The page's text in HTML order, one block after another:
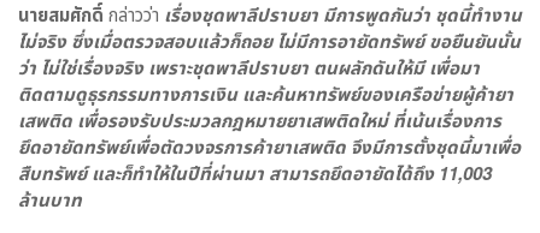
นายสมศักดิ์ กล่าวว่า เรื่องชุดพาลีปราบยา มีการพูดกันว่า ชุดนี้ทำงาน
ไม่จริง ซึ่งเมื่อตรวจสอบแล้วก็ถอย ไม่มีการอายัดทรัพย์ ขอยืนยันนั้น
ว่า ไม่ใช่เรื่องจริง เพราะชุดพาลีปราบยา ตนผลักดันให้มี เพื่อมา
ติดตามดูธุรกรรมทางการเงิน และค้นหาทรัพย์ของเครือข่ายผู้ค้ายา
เสพติด เพื่อรองรับประมวลกฎหมายยาเสพติดใหม่ ที่เน้นเรื่องการ
ยึดอายัดทรัพย์เพื่อตัดวงจรการค้ายาเสพติด จึงมีการตั้งชุดนี้มาเพื่อ
สืบทรัพย์ และก็ทำให้ในปีที่ผ่านมา สามารถยึดอายัดได้ถึง 11,003
ล้านบาท